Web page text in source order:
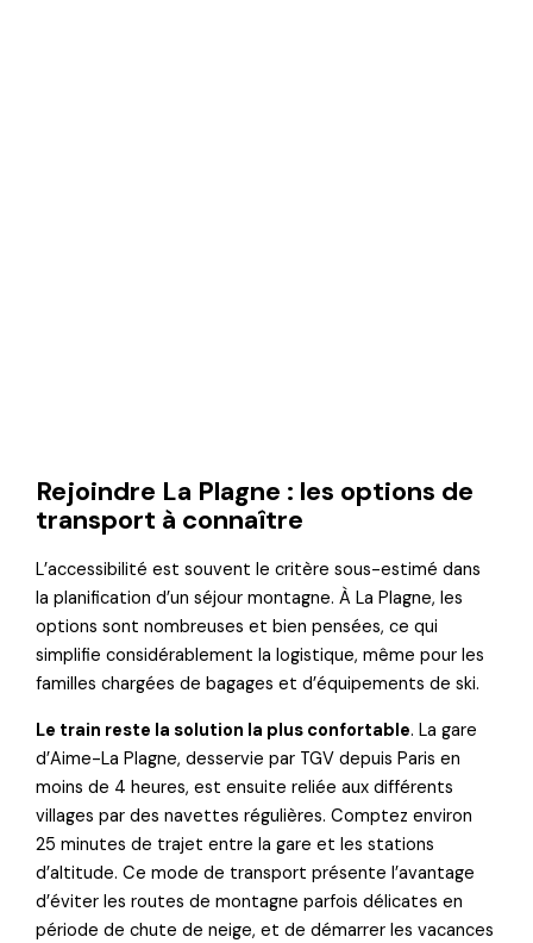
Rejoindre La Plagne : les options de
transport à connaître
L’accessibilité est souvent le critère sous-estimé dans
la planification d’un séjour montagne. À La Plagne, les
options sont nombreuses et bien pensées, ce qui
simplifie considérablement la logistique, même pour les
familles chargées de bagages et d’équipements de ski.
Le train reste la solution la plus confortable. La gare
d’Aime-La Plagne, desservie par TGV depuis Paris en
moins de 4 heures, est ensuite reliée aux différents
villages par des navettes régulières. Comptez environ
25 minutes de trajet entre la gare et les stations
d’altitude. Ce mode de transport présente l’avantage
d’éviter les routes de montagne parfois délicates en
période de chute de neige, et de démarrer les vacances